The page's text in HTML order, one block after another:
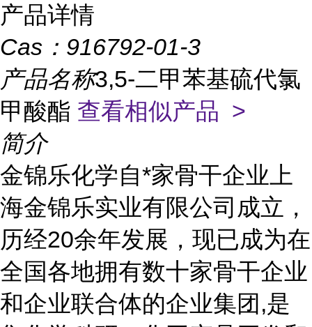
产品详情
Cas： 916792-01-3
产品名称3,5-二甲苯基硫代氯
甲酸酯 查看相似产品 >
简介
金锦乐化学自*家骨干企业上
海金锦乐实业有限公司成立，
历经20余年发展，现已成为在
全国各地拥有数十家骨干企业
和企业联合体的企业集团,是